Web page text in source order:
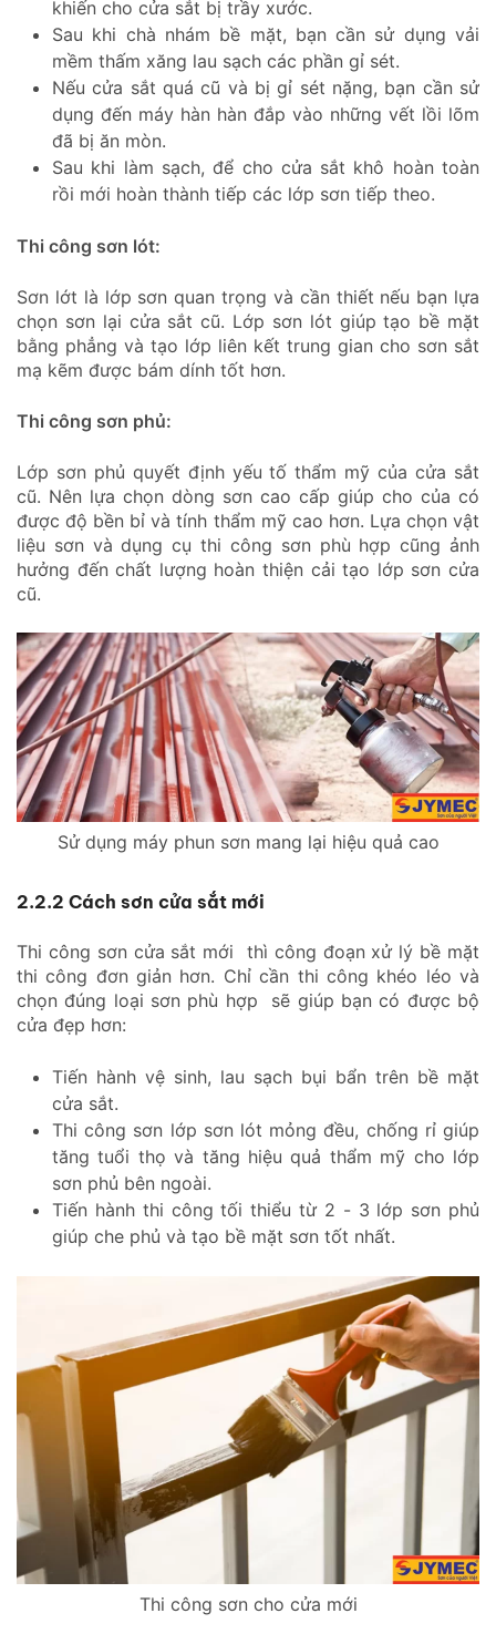
khiến cho cửa sắt bị trầy xước.
Sau khi chà nhám bề mặt, bạn cần sử dụng vải
mềm thấm xăng lau sạch các phần gỉ sét.
Nếu cửa sắt quá cũ và bị gỉ sét nặng, bạn cần sử
dụng đến máy hàn hàn đắp vào những vết lồi lõm
đã bị ăn mòn.
Sau khi làm sạch, để cho cửa sắt khô hoàn toàn
rồi mới hoàn thành tiếp các lớp sơn tiếp theo.
Thi công sơn lót:
Sơn lớt là lớp sơn quan trọng và cần thiết nếu bạn lựa
chọn sơn lại cửa sắt cũ. Lớp sơn lót giúp tạo bề mặt
bằng phẳng và tạo lớp liên kết trung gian cho sơn sắt
mạ kẽm được bám dính tốt hơn.
Thi công sơn phủ:
Lớp sơn phủ quyết định yếu tố thẩm mỹ của cửa sắt
cũ. Nên lựa chọn dòng sơn cao cấp giúp cho của có
được độ bền bỉ và tính thẩm mỹ cao hơn. Lựa chọn vật
liệu sơn và dụng cụ thi công sơn phù hợp cũng ảnh
hưởng đến chất lượng hoàn thiện cải tạo lớp sơn cửa
cũ.
Sử dụng máy phun sơn mang lại hiệu quả cao
2.2.2 Cách sơn cửa sắt mới
Thi công sơn cửa sắt mới thì công đoạn xử lý bề mặt
thi công đơn giản hơn. Chỉ cần thi công khéo léo và
chọn đúng loại sơn phù hợp sẽ giúp bạn có được bộ
cửa đẹp hơn:
Tiến hành vệ sinh, lau sạch bụi bẩn trên bề mặt
cửa sắt.
Thi công sơn lớp sơn lót mỏng đều, chống rỉ giúp
tăng tuổi thọ và tăng hiệu quả thẩm mỹ cho lớp
sơn phủ bên ngoài.
Tiến hành thi công tối thiểu từ 2 - 3 lớp sơn phủ
giúp che phủ và tạo bề mặt sơn tốt nhất.
Thi công sơn cho cửa mới